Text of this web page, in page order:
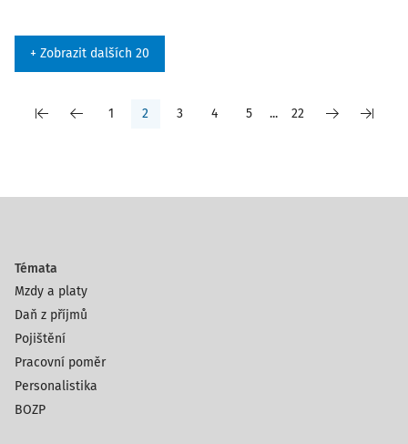
+ Zobrazit dalších 20
1 2 3 4 5 ... 22
Témata
Mzdy a platy
Daň z příjmů
Pojištění
Pracovní poměr
Personalistika
BOZP